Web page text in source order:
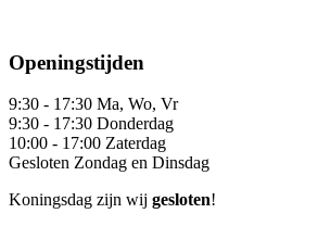
Openingstijden
9:30 - 17:30 Ma, Wo, Vr
9:30 - 17:30 Donderdag
10:00 - 17:00 Zaterdag
Gesloten Zondag en Dinsdag
Koningsdag zijn wij gesloten!